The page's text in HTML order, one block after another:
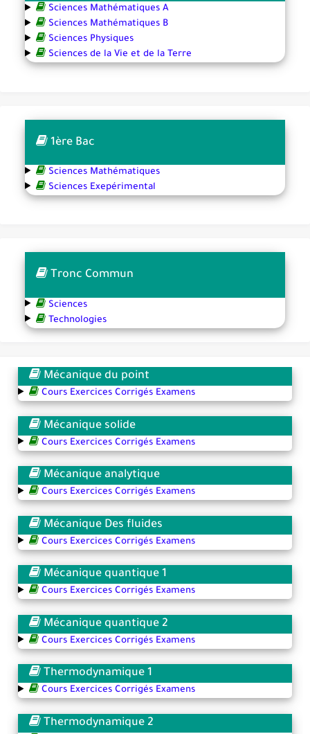
Sciences Mathématiques A
Sciences Mathématiques B
Sciences Physiques
Sciences de la Vie et de la Terre
1ère Bac
Sciences Mathématiques
Sciences Exepérimental
Tronc Commun
Sciences
Technologies
Mécanique du point
Cours Exercices Corrigés Examens
Mécanique solide
Cours Exercices Corrigés Examens
Mécanique analytique
Cours Exercices Corrigés Examens
Mécanique Des fluides
Cours Exercices Corrigés Examens
Mécanique quantique 1
Cours Exercices Corrigés Examens
Mécanique quantique 2
Cours Exercices Corrigés Examens
Thermodynamique 1
Cours Exercices Corrigés Examens
Thermodynamique 2